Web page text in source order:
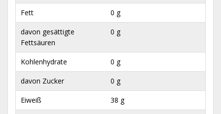
Fett 0 g
davon gesättigte
Fettsäuren
0 g
Kohlenhydrate 0 g
davon Zucker 0 g
Eiweiß 38 g